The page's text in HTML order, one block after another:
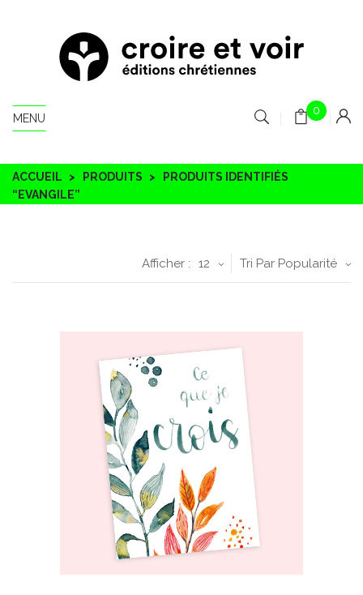
MENU
0
ACCUEIL PRODUITS
PRODUITS IDENTIFIÉS
“EVANGILE”
Tri Par Popularité
Afficher : 12